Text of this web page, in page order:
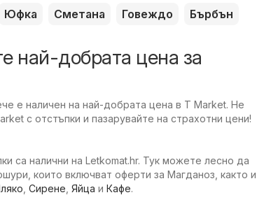
Юфка Сметана Говеждо Бърбън
най-добрата цена за
е наличен на най-добрата цена в T Market. Не
с отстъпки и пазарувайте на страхотни цени!
са налични на Letkomat.hr. Тук можете лесно да
които включват оферти за Магданоз, както и
Сирене Яйца и Кафе.